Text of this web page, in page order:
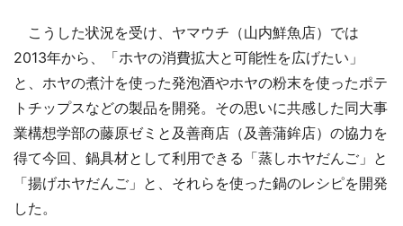
こうした状況を受け、ヤマウチ（山内鮮魚店）では
2013年から、「ホヤの消費拡大と可能性を広げたい」
と、ホヤの煮汁を使った発泡酒やホヤの粉末を使ったポテ
トチップスなどの製品を開発。その思いに共感した同大事
業構想学部の藤原ゼミと及善商店（及善蒲鉾店）の協力を
得て今回、鍋具材として利用できる「蒸しホヤだんご」と
「揚げホヤだんご」と、それらを使った鍋のレシピを開発
した。